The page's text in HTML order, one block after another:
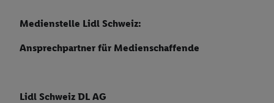
Medienstelle Lidl Schweiz:
Ansprechpartner für Medienschaffende
Lidl Schweiz DL AG